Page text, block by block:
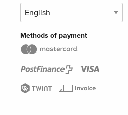
Methods of payment